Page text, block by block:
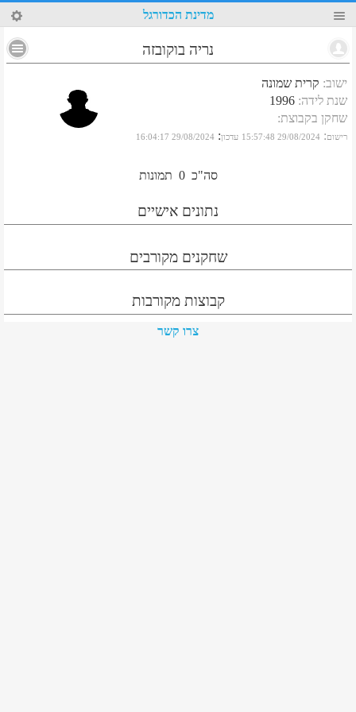
56 מדינת הכדורגל
נריה בוקובזה
ישוב: קרית שמונה
שנת לידה:
1996
שחקן בקבוצת:
רישום:
29/08/2024 15:57:48 עדכון:
29/08/2024 16:04:17
סה"כ 0 תמונות
נתונים אישיים
שחקנים מקורבים
קבוצות מקורבות
צרו קשר